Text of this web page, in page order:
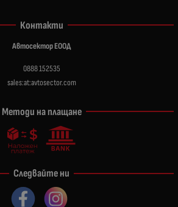
Контакти
Автосектор ЕООД
0888 152535
sales:at:avtosector.com
Методи на плащане
Следвайте ни